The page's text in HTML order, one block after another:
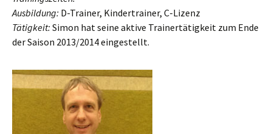
Ausbildung: D-Trainer, Kindertrainer, C-Lizenz
Tätigkeit: Simon hat seine aktive Trainertätigkeit zum Ende
der Saison 2013/2014 eingestellt.